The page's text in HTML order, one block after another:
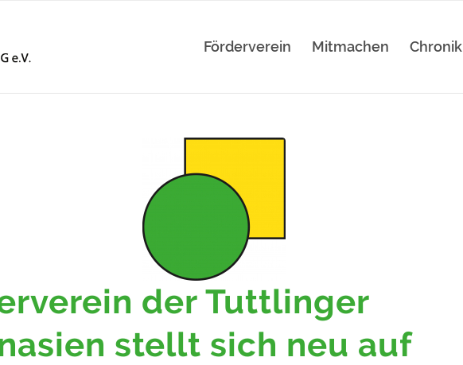
Förderverein Mitmachen Chronik
der Tuttlinger
stellt sich neu auf